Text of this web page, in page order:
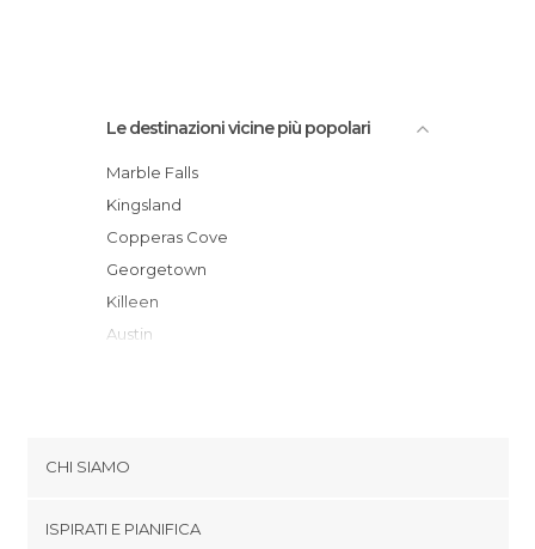
Le destinazioni vicine più popolari
Marble Falls
Kingsland
Copperas Cove
Georgetown
Killeen
Austin
San Marcos
Gruene
CHI SIAMO
ISPIRATI E PIANIFICA